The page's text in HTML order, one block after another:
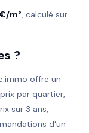
m², calculé sur
?
offre un
par quartier,
sur 3 ans,
d'un